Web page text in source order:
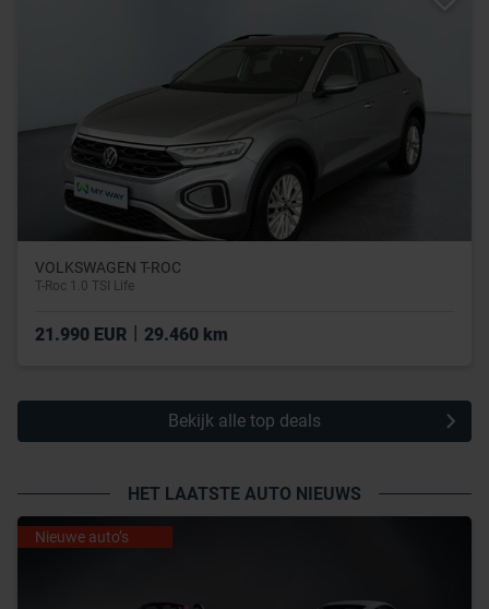
VOLKSWAGEN T-ROC
T-Roc 1.0 TSI Life
21.990 EUR 29.460 km
Bekijk alle top deals
HET LAATSTE AUTO NIEUWS
Nieuwe auto’s